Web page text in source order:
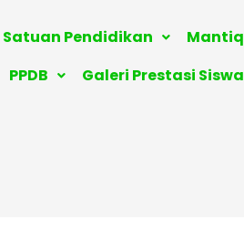
Satuan Pendidikan
Mantiq
PPDB Galeri Prestasi Siswa